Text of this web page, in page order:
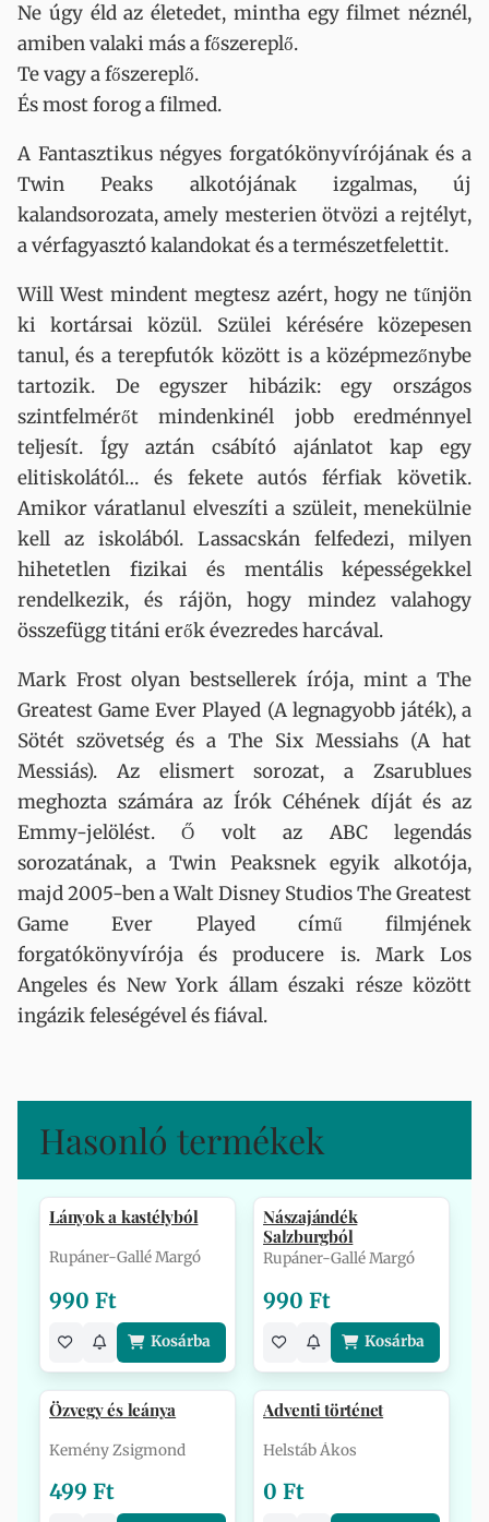
Ne úgy éld az életedet, mintha egy filmet néznél,
amiben valaki más a főszereplő.
Te vagy a főszereplő.
És most forog a filmed.
A Fantasztikus négyes forgatókönyvírójának és a
Twin Peaks alkotójának izgalmas, új
kalandsorozata, amely mesterien ötvözi a rejtélyt,
a vérfagyasztó kalandokat és a természetfelettit.
Will West mindent megtesz azért, hogy ne tűnjön
ki kortársai közül. Szülei kérésére közepesen
tanul, és a terepfutók között is a középmezőnybe
tartozik. De egyszer hibázik: egy országos
szintfelmérőt mindenkinél jobb eredménnyel
teljesít. Így aztán csábító ajánlatot kap egy
elitiskolától… és fekete autós férfiak követik.
Amikor váratlanul elveszíti a szüleit, menekülnie
kell az iskolából. Lassacskán felfedezi, milyen
hihetetlen fizikai és mentális képességekkel
rendelkezik, és rájön, hogy mindez valahogy
összefügg titáni erők évezredes harcával.
Mark Frost olyan bestsellerek írója, mint a The
Greatest Game Ever Played (A legnagyobb játék), a
Sötét szövetség és a The Six Messiahs (A hat
Messiás). Az elismert sorozat, a Zsarublues
meghozta számára az Írók Céhének díját és az
Emmy-jelölést. Ő volt az ABC legendás
sorozatának, a Twin Peaksnek egyik alkotója,
majd 2005-ben a Walt Disney Studios The Greatest
Game Ever Played című filmjének
forgatókönyvírója és producere is. Mark Los
Angeles és New York állam északi része között
ingázik feleségével és fiával.
Hasonló termékek
Lányok a kastélyból
Rupáner-Gallé Margó
990 Ft
Kosárba
Nászajándék
Salzburgból
Rupáner-Gallé Margó
990 Ft
Kosárba
Özvegy és leánya
Kemény Zsigmond
499 Ft
Adventi történet
Helstáb Ákos
0 Ft